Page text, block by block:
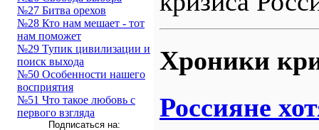
№27 Битва орехов
№28 Кто нам мешает - тот
нам поможет
№29 Тупик цивилизации и
поиск выхода
№50 Особенности нашего
восприятия
№51 Что такое любовь с
первого взгляда
Подписаться на:
Хроники
Россияне